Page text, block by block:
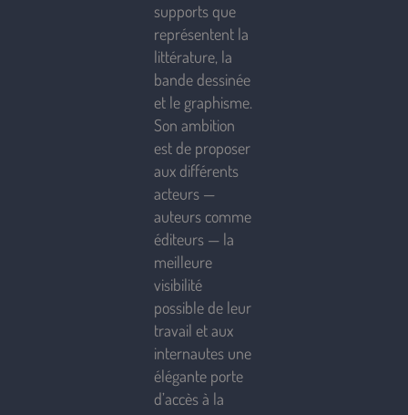
supports que
représentent la
littérature, la
bande dessinée
et le graphisme.
Son ambition
est de proposer
aux différents
acteurs —
auteurs comme
éditeurs — la
meilleure
visibilité
possible de leur
travail et aux
internautes une
élégante porte
d’accès à la